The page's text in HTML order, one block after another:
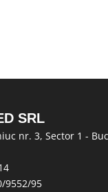
SRL
nr. 3, Sector 1 -
9552/95